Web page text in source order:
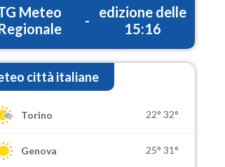
Meteo
-
edizione delle
15:16
città italiane
Torino 22° 32°
Genova 25° 31°